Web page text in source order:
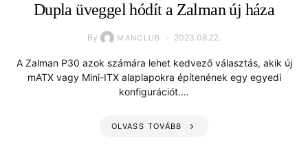
Dupla üveggel hódít a Zalman új háza
By MANCLUB 2023.08.22.
A Zalman P30 azok számára lehet kedvező választás, akik új
mATX vagy Mini-ITX alaplapokra építenének egy egyedi
konfigurációt.…
OLVASS TOVÁBB